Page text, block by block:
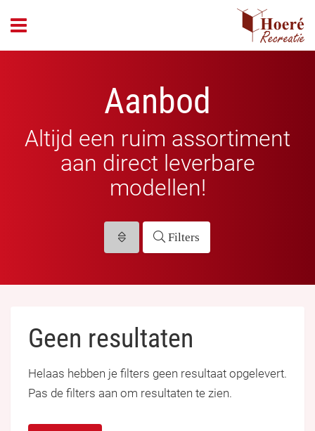
Aanbod
Altijd een ruim assortiment
aan direct leverbare
modellen!
Filters
Geen resultaten
Helaas hebben je filters geen resultaat opgelevert.
Pas de filters aan om resultaten te zien.
header_open_menu